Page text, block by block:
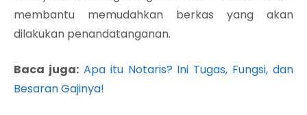
membantu memudahkan berkas yang akan
dilakukan penandatanganan.
Baca juga: Apa itu Notaris? Ini Tugas, Fungsi, dan
Besaran Gajinya!